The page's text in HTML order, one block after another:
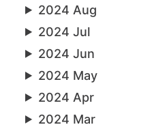
2024 Aug
2024 Jul
2024 Jun
2024 May
2024 Apr
2024 Mar